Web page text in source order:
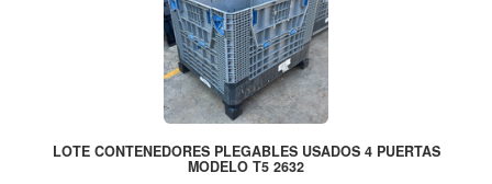
LOTE CONTENEDORES PLEGABLES USADOS 4 PUERTAS
MODELO T5 2632